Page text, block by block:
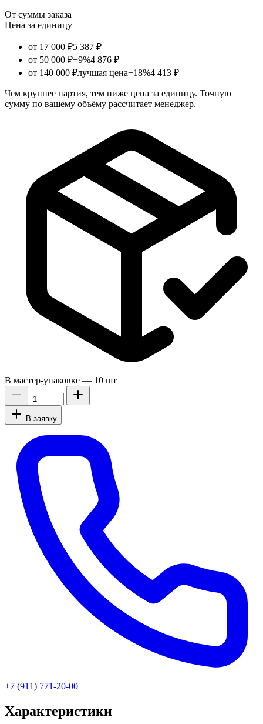
От суммы заказа
Цена за единицу
от 17 000 ₽5 387 ₽
от 50 000 ₽−9%4 876 ₽
от 140 000 ₽лучшая цена−18%4 413 ₽
Чем крупнее партия, тем ниже цена за единицу. Точную
сумму по вашему объёму рассчитает менеджер.
В мастер-упаковке — 10 шт
В заявку
+7 (911) 771-20-00
Характеристики